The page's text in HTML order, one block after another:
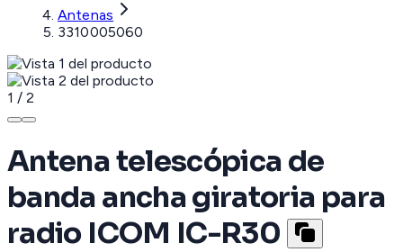
Antenas
3310005060
1 / 2
Antena telescópica de
banda ancha giratoria para
radio ICOM IC-R30